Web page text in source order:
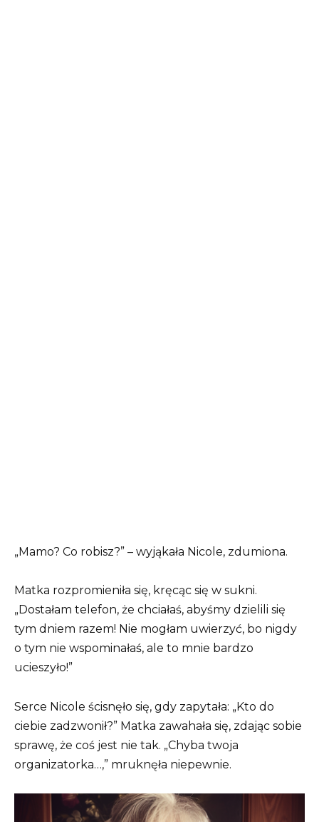
„Mamo? Co robisz?” – wyjąkała Nicole, zdumiona.
Matka rozpromieniła się, kręcąc się w sukni.
„Dostałam telefon, że chciałaś, abyśmy dzielili się
tym dniem razem! Nie mogłam uwierzyć, bo nigdy
o tym nie wspominałaś, ale to mnie bardzo
ucieszyło!”
Serce Nicole ścisnęło się, gdy zapytała: „Kto do
ciebie zadzwonił?” Matka zawahała się, zdając sobie
sprawę, że coś jest nie tak. „Chyba twoja
organizatorka…,” mruknęła niepewnie.